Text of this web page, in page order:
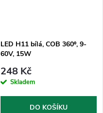
LED H11 bílá, COB 360⁰, 9-
60V, 15W
248 Kč
Skladem
DO KOŠÍKU